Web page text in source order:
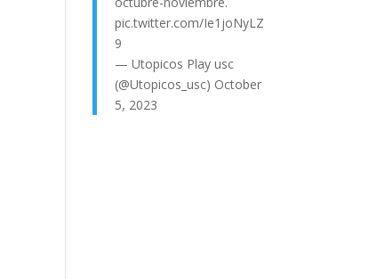
pic.twitter.com/Ie1joNyLZ
9
— Utopicos Play usc
(@Utopicos_usc) October
5, 2023